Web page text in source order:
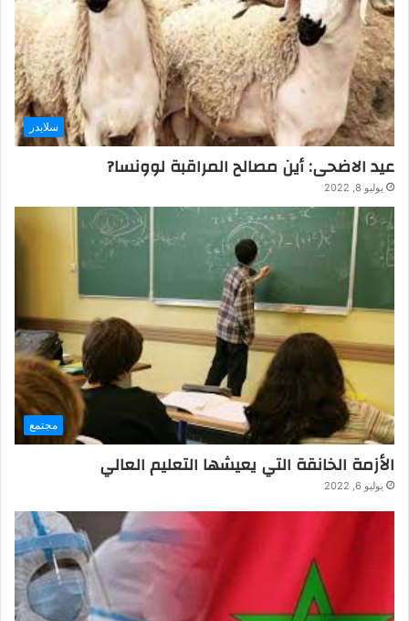
سلايدر
عيد الاضحى: أين مصالح المراقبة لوونسا?
يوليو 8, 2022
مجتمع
الأزمة الخانقة التي يعيشها التعليم العالي
يوليو 6, 2022